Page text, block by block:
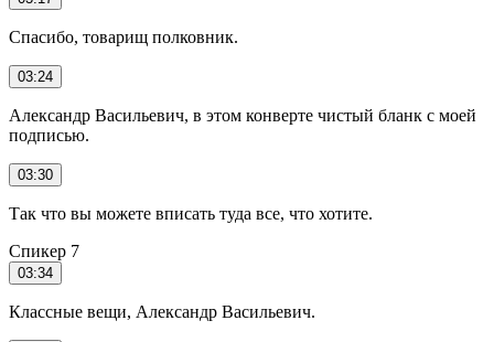
Спасибо, товарищ полковник.
03:24
Александр Васильевич, в этом конверте чистый бланк с моей
подписью.
03:30
Так что вы можете вписать туда все, что хотите.
Спикер 7
03:34
Классные вещи, Александр Васильевич.